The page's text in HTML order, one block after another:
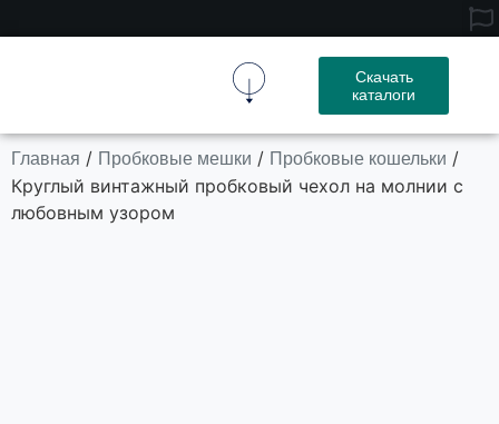
Скачать
каталоги
Главная / Пробковые мешки / Пробковые кошельки /
Круглый винтажный пробковый чехол на молнии с
любовным узором